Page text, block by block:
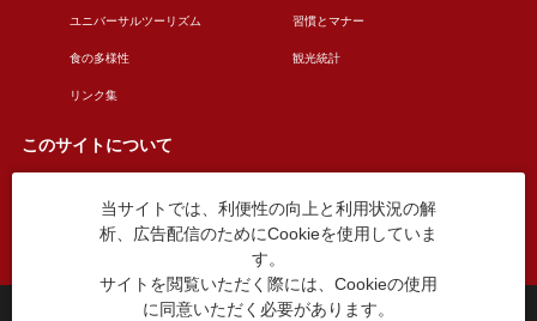
ユニバーサルツーリズム 習慣とマナー
食の多様性 観光統計
リンク集
このサイトについて
このサイトについて 広告掲載について
お問い合わせ
台東区役所観光課
当サイトでは、利便性の向上と利用状況の解
析、広告配信のためにCookieを使用していま
す。
サイトを閲覧いただく際には、Cookieの使用
に同意いただく必要があります。